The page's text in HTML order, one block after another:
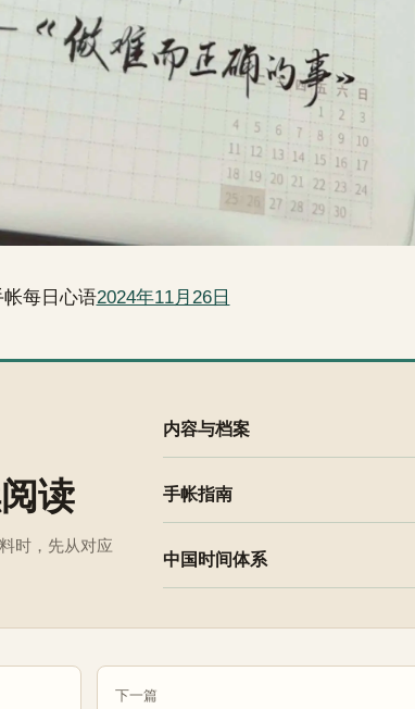
帐每日心语2024年11月26日
读
时，先从对应
内容与档案
手帐指南
中国时间体系
下一篇